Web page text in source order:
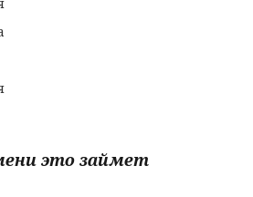
это займет